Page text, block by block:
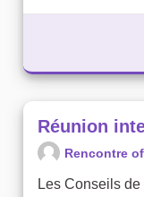
Réunion
Rencontre
Les Conseils